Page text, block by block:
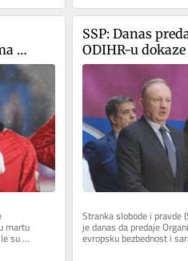
martu
su
SSP: Danas
ODIHR-u dokaze
sprečavanju
biračkog spiska
Stranka slobode i pravde
je danas da predaje
evropsku bezbednost i
odnosno ODIHR-u,